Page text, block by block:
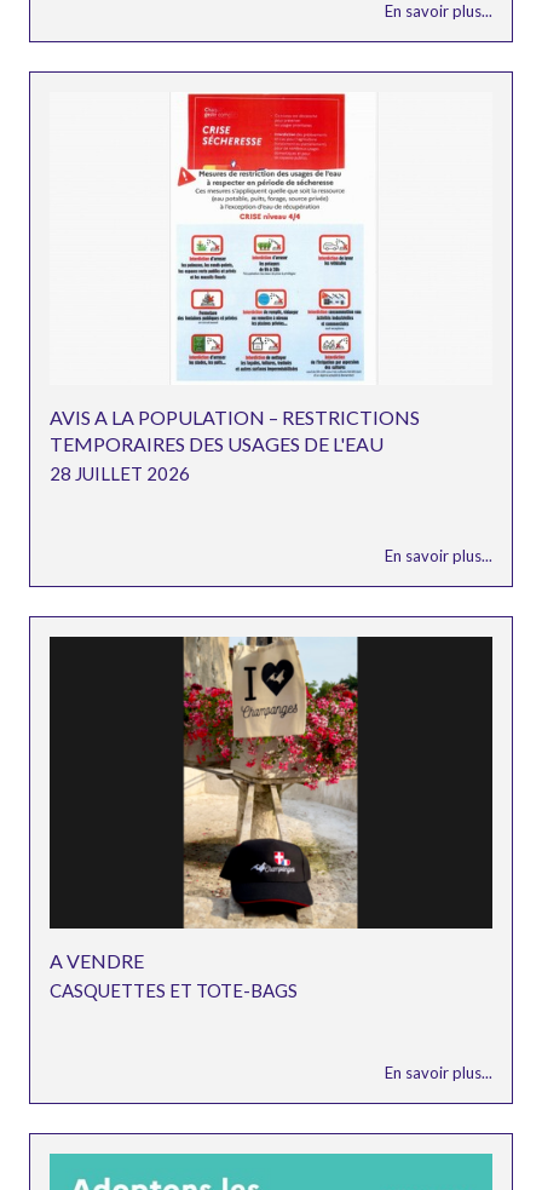
En savoir plus...
AVIS A LA POPULATION – RESTRICTIONS
TEMPORAIRES DES USAGES DE L'EAU
28 JUILLET 2026
En savoir plus...
A VENDRE
CASQUETTES ET TOTE-BAGS
En savoir plus...